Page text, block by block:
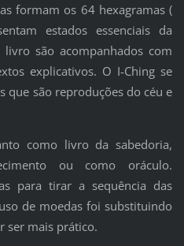
formam os 64 hexagramas (
estados essenciais da
são acompanhados com
explicativos. O I-Ching se
que são reproduções do céu e
como livro da sabedoria,
ou como oráculo.
para tirar a sequência das
de moedas foi substituindo
ser mais prático.